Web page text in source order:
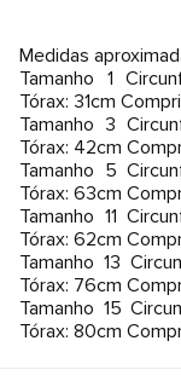
Medidas
Tamanho 1
Tórax: 31cm
Tamanho 3
Tórax: 42cm
Tamanho 5
Tórax: 63cm
Tamanho 11
Tórax: 62cm
Tamanho 13
Tórax: 76cm
Tamanho 15
Tórax: 80cm